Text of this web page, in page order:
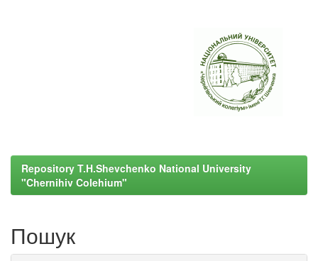
Repository T.H.Shevchenko National University
"Chernihiv Colehium"
Пошук